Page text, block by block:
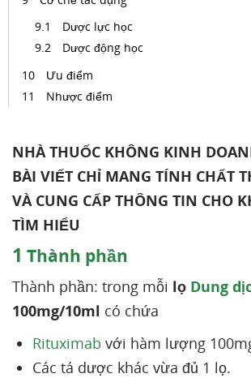
Dược lực học
Dược động học
Ưu điểm
Nhược điểm
NHÀ THUỐC KHÔNG KINH
BÀI VIẾT CHỈ MANG TÍNH CHẤT
VÀ CUNG CẤP THÔNG TIN CHO
TÌM HIỂU
1 Thành phần
Thành phần: trong mỗi lọ Dung
100mg/10ml có chứa
Rituximab với hàm lượng
Các tá dược khác vừa đủ 1 lọ.